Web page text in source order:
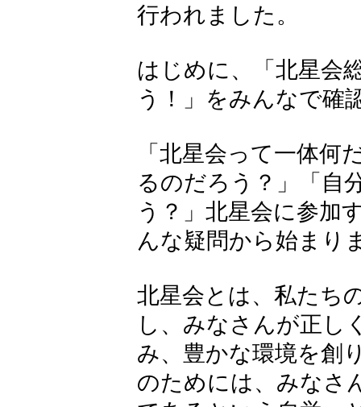
行われました。
はじめに、「北星会
う！」をみんなで確
「北星会って一体何
るのだろう？」「自
う？」北星会に参加
んな疑問から始まり
北星会とは、私たち
し、みなさんが正し
み、豊かな環境を創
のためには、みなさ